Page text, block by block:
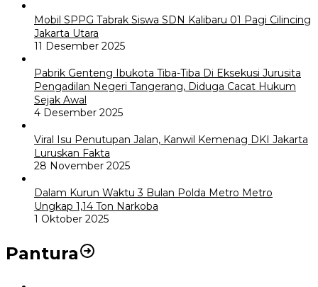
Mobil SPPG Tabrak Siswa SDN Kalibaru 01 Pagi Cilincing
Jakarta Utara
11 Desember 2025
Pabrik Genteng Ibukota Tiba-Tiba Di Eksekusi Jurusita
Pengadilan Negeri Tangerang, Diduga Cacat Hukum
Sejak Awal
4 Desember 2025
Viral Isu Penutupan Jalan, Kanwil Kemenag DKI Jakarta
Luruskan Fakta
28 November 2025
Dalam Kurun Waktu 3 Bulan Polda Metro Metro
Ungkap 1,14 Ton Narkoba
1 Oktober 2025
Pantura